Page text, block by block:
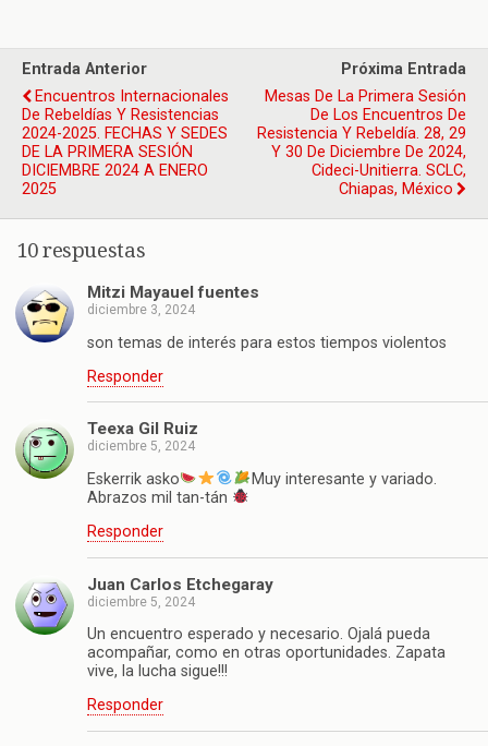
Entrada Anterior
Encuentros Internacionales
De Rebeldías Y Resistencias
2024-2025. FECHAS Y SEDES
DE LA PRIMERA SESIÓN
DICIEMBRE 2024 A ENERO
2025
Próxima Entrada
Mesas De La Primera Sesión
De Los Encuentros De
Resistencia Y Rebeldía. 28, 29
Y 30 De Diciembre De 2024,
Cideci-Unitierra. SCLC,
Chiapas, México
10 respuestas
Mitzi Mayauel fuentes
diciembre 3, 2024
son temas de interés para estos tiempos violentos
Responder
Teexa Gil Ruiz
diciembre 5, 2024
Eskerrik asko
Muy interesante y variado.
Abrazos mil tan-tán
Responder
Juan Carlos Etchegaray
diciembre 5, 2024
Un encuentro esperado y necesario. Ojalá pueda
acompañar, como en otras oportunidades. Zapata
vive, la lucha sigue!!!
Responder